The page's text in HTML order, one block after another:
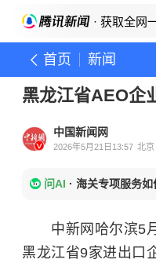
· 获取全网
首页 新闻
黑龙江省AEO企
中国新闻网
2026年5月21日13:57 北京
问AI · 海关专项服务如
中新网哈尔滨5月
黑龙江省9家进出口